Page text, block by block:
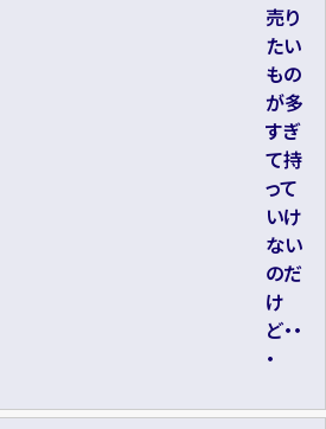
売り
たい
もの
が多
すぎ
て持
って
いけ
ない
のだ
け
ど・・
・